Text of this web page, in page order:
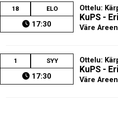
18 ELO
17:30
Ottelu:
KuPS -
Väre
1 SYY
17:30
Ottelu:
KuPS -
Väre